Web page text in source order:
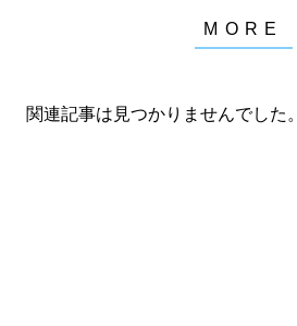
関連記事は見つかりませんでした。